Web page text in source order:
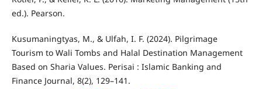
ed.). Pearson.
Kusumaningtyas, M., & Ulfah, I. F. (2024). Pilgrimage
Tourism to Wali Tombs and Halal Destination Management
Based on Sharia Values. Perisai : Islamic Banking and
Finance Journal, 8(2), 129–141.